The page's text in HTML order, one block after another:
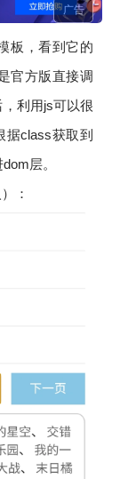
广告
板，看到它的
官方版直接调
利用js可以很
class获取到
层。
：